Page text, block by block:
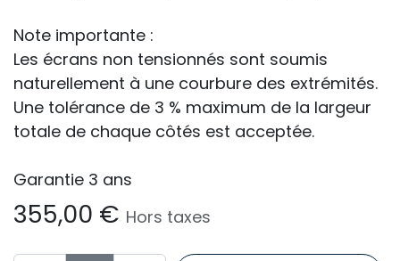
Note importante :
Les écrans non tensionnés sont soumis
naturellement à une courbure des extrémités.
Une tolérance de 3 % maximum de la largeur
totale de chaque côtés est acceptée.
Garantie 3 ans
355,00 € Hors taxes